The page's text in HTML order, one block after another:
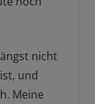
nicht
und
Meine